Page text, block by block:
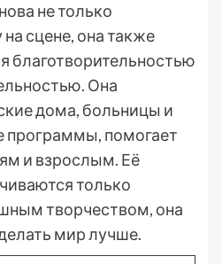
не только
сцене, она также
благотворительностью
Она
дома, больницы и
программы, помогает
и взрослым. Её
только
творчеством, она
мир лучше.